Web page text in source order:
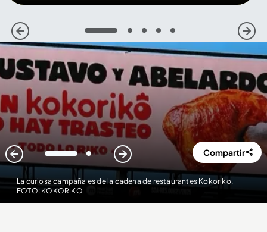
1 2 3 4 5
La curiosa campaña es de la cadena de restaurantes Kokoriko.
FOTO: KOKORIKO
1 2 Compartir